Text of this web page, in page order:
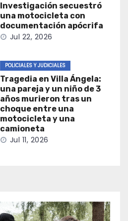
Investigación secuestró
una motocicleta con
documentación apócrifa
Jul 22, 2026
POLICIALES Y JUDICIALES
Tragedia en Villa Ángela:
una pareja y un niño de 3
años murieron tras un
choque entre una
motocicleta y una
camioneta
Jul 11, 2026